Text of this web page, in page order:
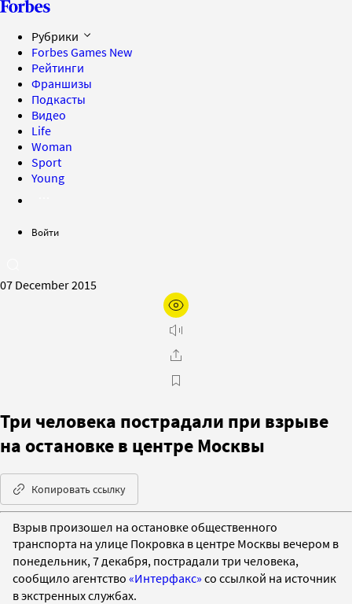
Рубрики
Forbes Games New
Рейтинги
Франшизы
Подкасты
Видео
Life
Woman
Sport
Young
Войти
07 December 2015
Три человека пострадали при взрыве
на остановке в центре Москвы
Копировать ссылку
Взрыв произошел на остановке общественного
транспорта на улице Покровка в центре Москвы вечером в
понедельник, 7 декабря, пострадали три человека,
сообщило агентство «Интерфакс» со ссылкой на источник
в экстренных службах.